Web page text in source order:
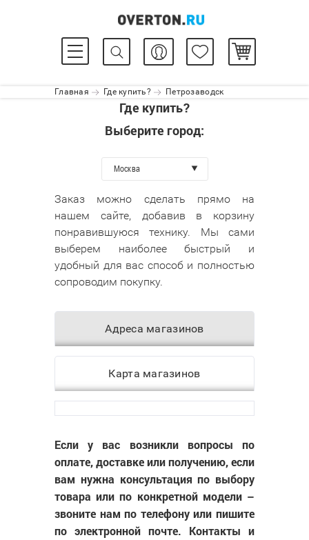
Главная Где купить? Петрозаводск
Где купить?
Выберите город:
Москва
Заказ можно сделать прямо на
нашем сайте, добавив в корзину
понравившуюся технику. Мы сами
выберем наиболее быстрый и
удобный для вас способ и полностью
сопроводим покупку.
Адреса магазинов
Карта магазинов
Если у вас возникли вопросы по
оплате, доставке или получению, если
вам нужна консультация по выбору
товара или по конкретной модели –
звоните нам по телефону или пишите
по электронной почте. Контакты и